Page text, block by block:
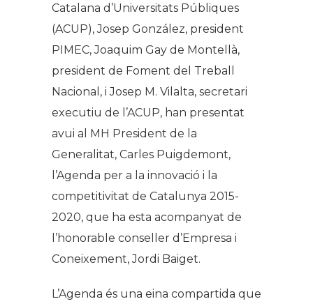
Catalana d’Universitats Públiques
(ACUP), Josep González, president
PIMEC, Joaquim Gay de Montellà,
president de Foment del Treball
Nacional, i Josep M. Vilalta, secretari
executiu de l’ACUP, han presentat
avui al MH President de la
Generalitat, Carles Puigdemont,
l’Agenda per a la innovació i la
competitivitat de Catalunya 2015-
2020, que ha esta acompanyat de
l’honorable conseller d’Empresa i
Coneixement, Jordi Baiget.
L’Agenda és una eina compartida que